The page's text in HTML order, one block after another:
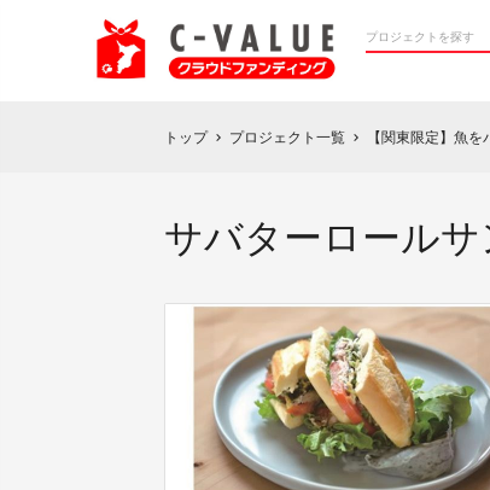
トップ chevron_right プロジェクト一覧 chevron_right 【関東限定】魚
サバターロール